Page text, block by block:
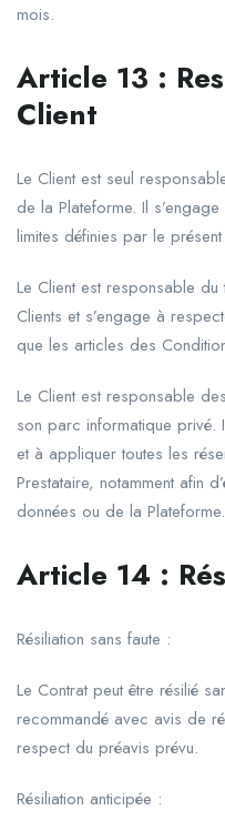
mois.
Article 13 :
Client
Le Client est seul
de la Plateforme. Il
limites définies par le
Le Client est responsable
Clients et s’engage à
que les articles des
Le Client est responsable
son parc informatique privé.
et à appliquer toutes les
Prestataire, notamment afin
données ou de la Plateforme.
Article 14 :
Résiliation sans faute :
Le Contrat peut être résilié
recommandé avec avis de
respect du préavis prévu.
Résiliation anticipée :